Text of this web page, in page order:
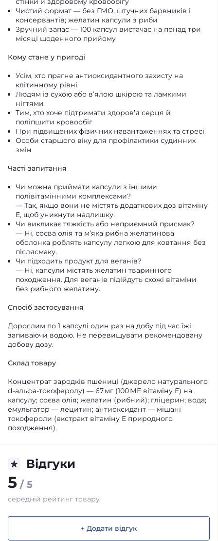
Чистий формат — без ГМО, штучних барвників і
консервантів; желатин капсули з риби
Зручний запас — 100 капсул вистачає на понад три
місяці щоденного прийому
Кому стане у пригоді
Усім, хто прагне антиоксидантного захисту на
клітинному рівні
Людям із сухою або в’ялою шкірою та ламкими
нігтями
Тим, хто хоче підтримати здоров’я серця й
поліпшити кровообіг
При підвищених фізичних навантаженнях та стресі
Особи старшого віку для профілактики судинних
змін
Часті запитання
Чи можна приймати капсули з іншими
полівітамінними комплексами?
— Так, якщо вони не містять додаткових доз вітаміну
E, щоб уникнути надлишку.
Чи викликає тяжкість або неприємний присмак?
— Ні, соєва олія та м’яка рибна желатинова
оболонка роблять капсулу легкою для ковтання без
післясмаку.
Чи підходить продукт для веганів?
— Ні, капсули містять желатин тваринного
походження. Для веганів підійдуть схожі вітаміни
без рибного желатину.
Спосіб застосування
Дорослим по 1 капсулі один раз на добу під час їжі,
запиваючи водою. Не перевищувати рекомендовану
добову дозу.
Склад товару
Концентрат зародків пшениці (джерело натурального
d-альфа-токоферолу) — 67 мг (100 МЕ вітаміну E) на
капсулу; соєва олія; желатин (рибний); гліцерин; вода;
емульгатор — лецитин; антиоксидант — мішані
токофероли (екстракт вітаміну E природного
походження).
Відгуки
5 / 5
середній рейтинг товару
+ Додати відгук